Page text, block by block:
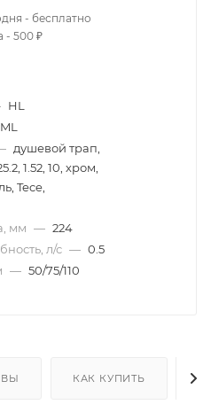
- бесплатно
- 500 ₽
HL
душевой трап,
1.52, 10, хром,
Tece,
мм — 224
л/с — 0.5
— 50/75/110
КАК КУПИТЬ